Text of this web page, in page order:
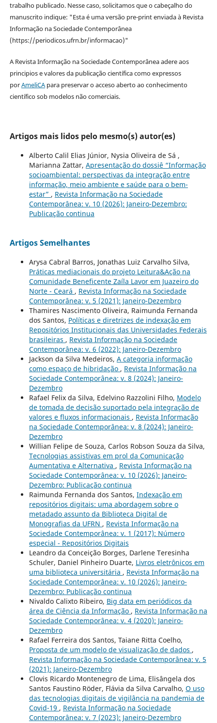
trabalho publicado. Nesse caso, solicitamos que o cabeçalho do
manuscrito indique: "Esta é uma versão pre-print enviada à Revista
Informação na Sociedade Contemporânea
(https://periodicos.ufrn.br/informacao)"
A Revista Informação na Sociedade Contemporânea adere aos
principios e valores da publicação científica como expressos
porAmeliCApara preservar o acceso aberto ao conhecimento
científico sob modelos não comerciais.
Artigos mais lidos pelo mesmo(s) autor(es)
Alberto Calil Elias Júnior, Nysia Oliveira de Sá ,
Marianna Zattar, Apresentação do dossiê “Informação
socioambiental: perspectivas da integração entre
informação, meio ambiente e saúde para o bem-
estar” , Revista Informação na Sociedade
Contemporânea: v. 10 (2026): Janeiro-Dezembro:
Publicação continua
Artigos Semelhantes
Arysa Cabral Barros, Jonathas Luiz Carvalho Silva,
Práticas mediacionais do projeto Leitura&Ação na
Comunidade Beneficente Zaíla Lavor em Juazeiro do
Norte - Ceará , Revista Informação na Sociedade
Contemporânea: v. 5 (2021): Janeiro-Dezembro
Thamires Nascimento Oliveira, Raimunda Fernanda
dos Santos, Políticas e diretrizes de indexação em
Repositórios Institucionais das Universidades Federais
brasileiras , Revista Informação na Sociedade
Contemporânea: v. 6 (2022): Janeiro-Dezembro
Jackson da Silva Medeiros, A categoria informação
como espaço de hibridação , Revista Informação na
Sociedade Contemporânea: v. 8 (2024): Janeiro-
Dezembro
Rafael Felix da Silva, Edelvino Razzolini Filho, Modelo
de tomada de decisão suportado pela integração de
valores e fluxos informacionais , Revista Informação
na Sociedade Contemporânea: v. 8 (2024): Janeiro-
Dezembro
Willian Felipe de Souza, Carlos Robson Souza da Silva,
Tecnologias assistivas em prol da Comunicação
Aumentativa e Alternativa , Revista Informação na
Sociedade Contemporânea: v. 10 (2026): Janeiro-
Dezembro: Publicação continua
Raimunda Fernanda dos Santos, Indexação em
repositórios digitais: uma abordagem sobre o
metadado assunto da Biblioteca Digital de
Monografias da UFRN , Revista Informação na
Sociedade Contemporânea: v. 1 (2017): Número
especial - Repositórios Digitais
Leandro da Conceição Borges, Darlene Teresinha
Schuler, Daniel Pinheiro Duarte, Livros eletrônicos em
uma biblioteca universitária , Revista Informação na
Sociedade Contemporânea: v. 10 (2026): Janeiro-
Dezembro: Publicação continua
Nivaldo Calixto Ribeiro, Big data em periódicos da
área de Ciência da Informação , Revista Informação na
Sociedade Contemporânea: v. 4 (2020): Janeiro-
Dezembro
Rafael Ferreira dos Santos, Taiane Ritta Coelho,
Proposta de um modelo de visualização de dados ,
Revista Informação na Sociedade Contemporânea: v. 5
(2021): Janeiro-Dezembro
Clovis Ricardo Montenegro de Lima, Elisângela dos
Santos Faustino Röder, Flávia da Silva Carvalho, O uso
das tecnologias digitais de vigilância na pandemia de
Covid-19 , Revista Informação na Sociedade
Contemporânea: v. 7 (2023): Janeiro-Dezembro